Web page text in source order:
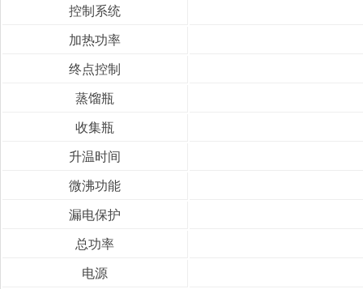
控制系统
加热功率
终点控制
蒸馏瓶
收集瓶
升温时间
微沸功能
漏电保护
总功率
电源